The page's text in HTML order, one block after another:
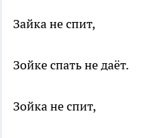
Зайка не спит,
Зойке спать не даёт.
Зойка не спит,